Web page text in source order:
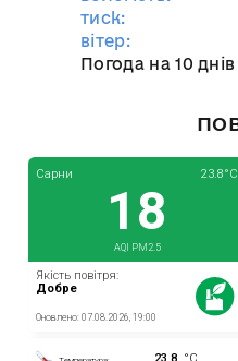
тиск:
вітер:
Погода на 10